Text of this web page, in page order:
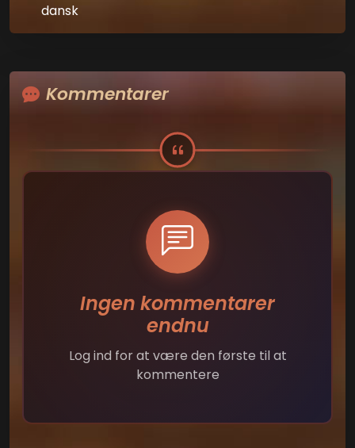
dansk
Kommentarer
Ingen kommentarer
endnu
Log ind for at være den første til at
kommentere